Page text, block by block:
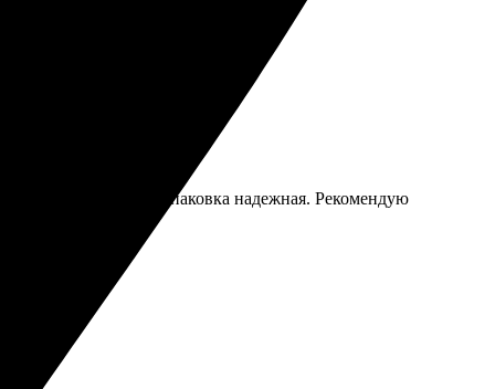
Доставка быстрая, упаковка надежная. Рекомендую